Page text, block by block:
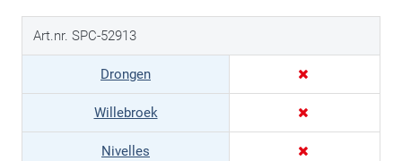
Art.nr. SPC-52913
Drongen
Willebroek
Nivelles